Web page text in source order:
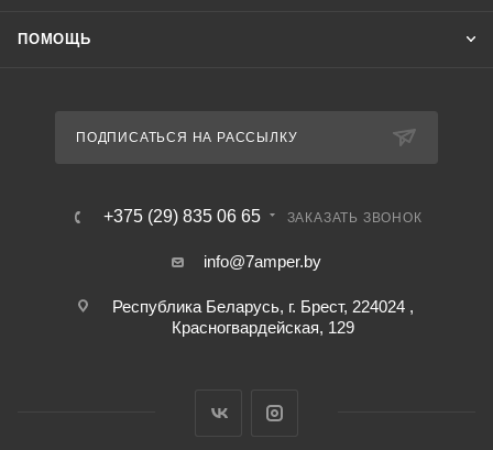
ПОМОЩЬ
ПОДПИСАТЬСЯ НА РАССЫЛКУ
+375 (29) 835 06 65 ЗАКАЗАТЬ ЗВОНОК
info@7amper.by
Республика Беларусь, г. Брест, 224024 ,
Красногвардейская, 129